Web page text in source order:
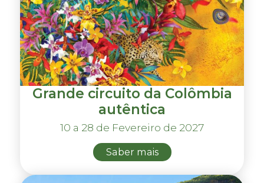
Grande circuito da Colômbia
autêntica
10 a 28 de Fevereiro de 2027
Saber mais